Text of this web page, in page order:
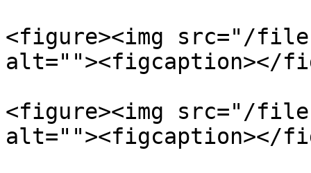
<figure><img src="/files/
alt=""><figcaption></
<figure><img src="/files/
alt=""><figcaption></